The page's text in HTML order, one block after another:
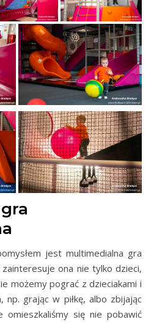
jest multimedialna gra
ona nie tylko dzieci,
możemy pograć z dzieciakami i
np. grając w piłkę, albo zbijając
omieszkaliśmy się nie pobawić